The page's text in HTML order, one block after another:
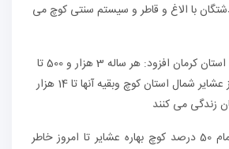
با الاغ و قاطر و سیستم سنتی کوچ می
مدیر کل امور عشایری استان کرمان افزود: هر ساله 3 هزار و 500 تا
3 هزارو 800 خانو ار از عشایر شمال استان کوچ وبقیه آنها تا 14 هزار
زندگی می کنند
شاکری با اشاره به اتمام 50 درصد کوچ بهاره عشایر تا امروز خاطر